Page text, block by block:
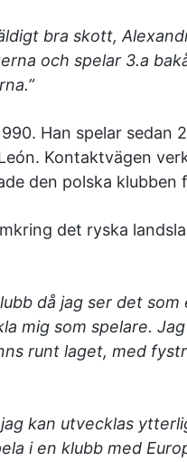
bra skott,
och spelar 3.a
Han spelar sedan
Kontaktvägen
den polska klubben
det ryska
då jag ser det
mig som spelare.
runt laget, med
kan utvecklas
i en klubb med